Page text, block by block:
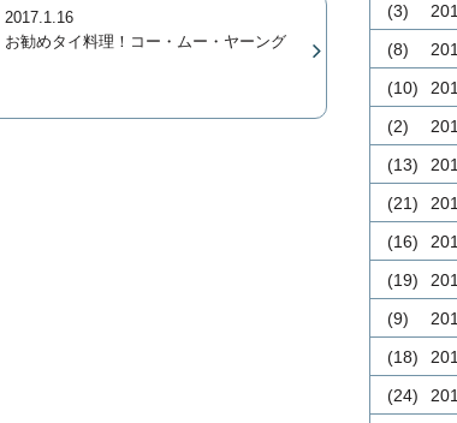
2017.1.16
お勧めタイ料理！コー・ムー・ヤーング
(3)
(8)
(10)
(2)
(13)
(21)
(16)
(19)
(9)
(18)
(24)